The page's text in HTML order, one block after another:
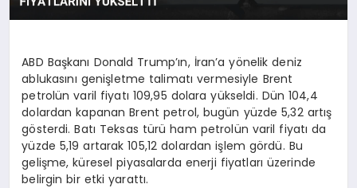
TEKNOLOJI
ABD Başkanı Donald Trump’ın, İran’a yönelik deniz
ablukasını genişletme talimatı vermesiyle Brent
petrolün varil fiyatı 109,95 dolara yükseldi. Dün 104,4
dolardan kapanan Brent petrol, bugün yüzde 5,32 artış
gösterdi. Batı Teksas türü ham petrolün varil fiyatı da
yüzde 5,19 artarak 105,12 dolardan işlem gördü. Bu
gelişme, küresel piyasalarda enerji fiyatları üzerinde
belirgin bir etki yarattı.